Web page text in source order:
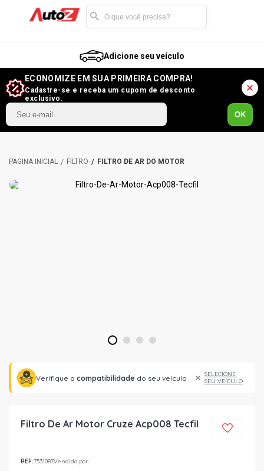
Adicione seu veículo
ECONOMIZE EM SUA PRIMEIRA COMPRA!
Cadastre-se e receba um cupom de desconto
exclusivo.
OK
FILTRO FILTRO DE AR DO MOTOR
1 2 3 4
Verifique a compatibilidade do seu veículo
SELECIONE
SEU VEÍCULO
Filtro De Ar Motor Cruze Acp008 Tecfil
REF:7531087Vendido por: